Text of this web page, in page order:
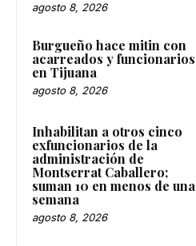
agosto 8, 2026
Burgueño hace mitin con
acarreados y funcionarios
en Tijuana
agosto 8, 2026
Inhabilitan a otros cinco
exfuncionarios de la
administración de
Montserrat Caballero;
suman 10 en menos de una
semana
agosto 8, 2026